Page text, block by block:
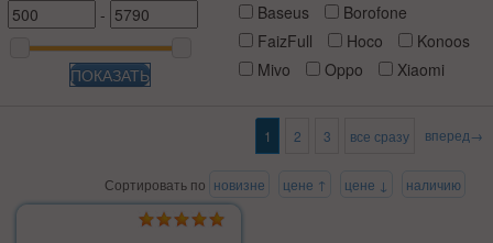
-
ПОКАЗАТЬ
Baseus
Borofone
FaizFull
Hoco
Konoos
Mivo
Oppo Xiaomi
1 2 3 все сразу вперед→
Сортировать по новизне цене ↑ цене ↓ наличию